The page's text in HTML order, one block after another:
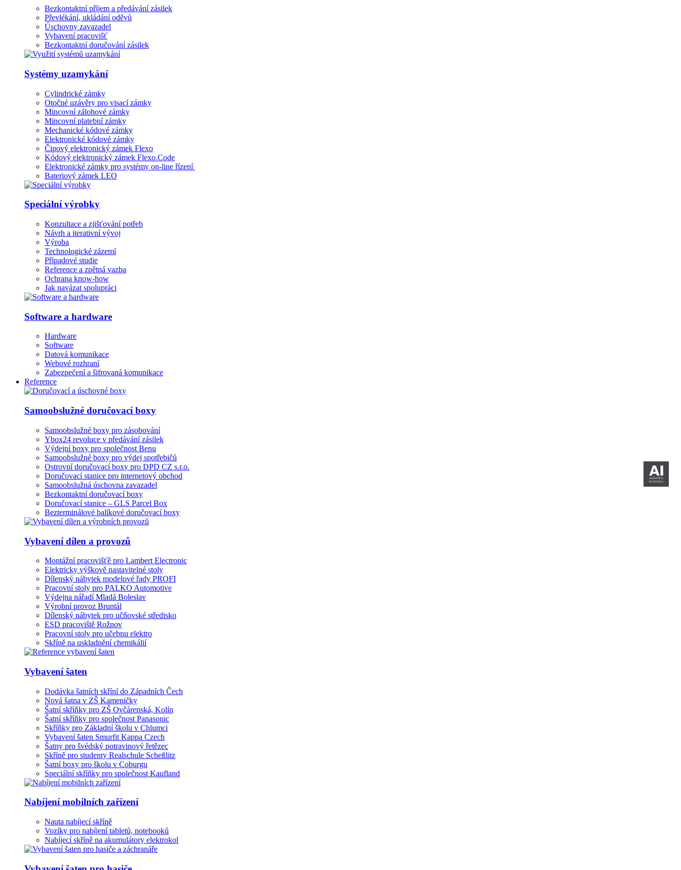
Bezkontaktní příjem a předávání zásilek
Převlékání, ukládání oděvů
Úschovny zavazadel
Vybavení pracovišť
Bezkontaktní doručování zásilek
Systémy uzamykání
Cylindrické zámky
Otočné uzávěry pro visací zámky
Mincovní zálohové zámky
Mincovní platební zámky
Mechanické kódové zámky
Elektronické kódové zámky
Čipový elektronický zámek Flexo
Kódový elektronický zámek Flexo.Code
Elektronické zámky pro systémy on-line řízení
Bateriový zámek LEO
Speciální výrobky
Konzultace a zjišťování potřeb
Návrh a iterativní vývoj
Výroba
Technologické zázemí
Případové studie
Reference a zpětná vazba
Ochrana know-how
Jak navázat spolupráci
Software a hardware
Hardware
Software
Datová komunikace
Webové rozhraní
Zabezpečení a šifrovaná komunikace
Reference
Samoobslužné doručovací boxy
Samoobslužné boxy pro zásobování
Ybox24 revoluce v předávání zásilek
Výdejní boxy pro společnost Benu
Samoobslužné boxy pro výdej spotřebičů
Ostrovní doručovací boxy pro DPD CZ s.r.o.
Doručovací stanice pro internetový obchod
Samoobslužná úschovna zavazadel
Bezkontaktní doručovací boxy
Doručovací stanice – GLS Parcel Box
Bezterminálové balíkové doručovací boxy
Vybavení dílen a provozů
Montážní pracovišťě pro Lambert Electronic
Elektricky výškově nastavitelné stoly
Dílenský nábytek modelové řady PROFI
Pracovní stoly pro PALKO Automotive
Výdejna nářadí Mladá Boleslav
Výrobní provoz Bruntál
Dílenský nábytek pro učňovské středisko
ESD pracoviště Rožnov
Pracovní stoly pro učebnu elektro
Skříně na uskladnění chemikálií
Vybavení šaten
Dodávka šatních skříní do Západních Čech
Nová šatna v ZŠ Kameničky
Šatní skříňky pro ZŠ Ovčárenská, Kolín
Šatní skříňky pro společnost Panasonic
Skříňky pro Základní školu v Chlumci
Vybavení šaten Smurfit Kappa Czech
Šatny pro švédský potravinový řetězec
Skříně pro studenty Realschule Scheßlitz
Šatní boxy pro školu v Coburgu
Speciální skříňky pro společnost Kaufland
Nabíjení mobilních zařízení
Nauta nabíjecí skříně
Vozíky pro nabíjení tabletů, notebooků
Nabíjecí skříně na akumulátory elektrokol